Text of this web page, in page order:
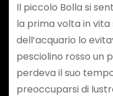
Il piccolo Bolla si
la prima volta in
dell’acquario lo
pesciolino rosso un
perdeva il suo
preoccuparsi di